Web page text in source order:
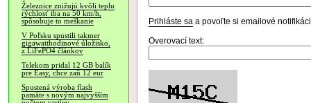
Železnice znižujú kvôli teplu
rýchlosť iba na 50 km/h,
spôsobuje to meškanie
V Poľsku spustili takmer
gigawatthodinové úložisko,
z LiFePO4 článkov
Telekom pridal 12 GB balík
pre Easy, chce zaň 12 eur
Spustená výroba flash
pamäte s novým najvyšším
Prihláste sa a povoľte si emailové
Overovací text: